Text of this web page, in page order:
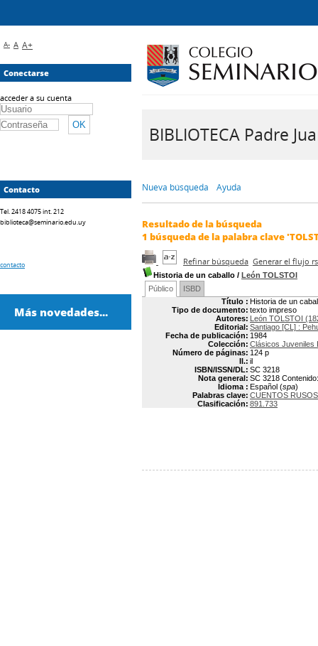
BIBLIOTECA Padre
Nueva búsqueda Ayuda
Resultado de la búsqueda
1 búsqueda de la palabra clave
Refinar búsqueda Generar el flujo
Historia de un caballo / León TOLSTOI
Público
ISBD
Título : Historia de un
Tipo de documento: texto impreso
Autores: León TOLSTOI
Editorial: Santiago [CL] :
Fecha de publicación: 1984
Colección: Clásicos Juveniles
Número de páginas: 124 p
Il.: il
ISBN/ISSN/DL: SC 3218
Nota general: SC 3218
Idioma : Español (spa)
Palabras clave: CUENTOS RUSOS
Clasificación: 891.733
A- A A+
Conectarse
acceder a su cuenta
Contacto
Tel. 2418 4075 int. 212
biblioteca@seminario.edu.uy
contacto
Más novedades...